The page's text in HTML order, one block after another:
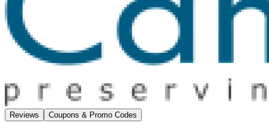
Reviews Coupons & Promo Codes